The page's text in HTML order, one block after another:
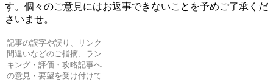
す。個々のご意見にはお返事できないことを予めご了承くだ
さいませ。